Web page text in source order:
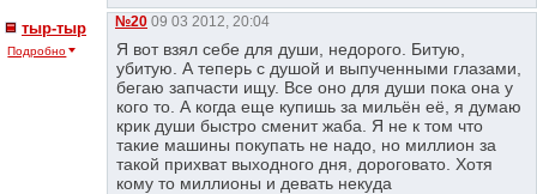
тыр-тыр
Подробно
№20 09 03 2012, 20:04
Я вот взял себе для души, недорого. Битую,
убитую. А теперь с душой и выпученными глазами,
бегаю запчасти ищу. Все оно для души пока она у
кого то. А когда еще купишь за мильён её, я думаю
крик души быстро сменит жаба. Я не к том что
такие машины покупать не надо, но миллион за
такой прихват выходного дня, дороговато. Хотя
кому то миллионы и девать некуда